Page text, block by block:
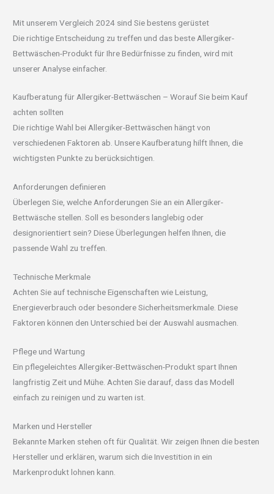
Mit unserem Vergleich 2024 sind Sie bestens gerüstet
Die richtige Entscheidung zu treffen und das beste Allergiker-
Bettwäschen-Produkt für Ihre Bedürfnisse zu finden, wird mit
unserer Analyse einfacher.
Kaufberatung für Allergiker-Bettwäschen – Worauf Sie beim Kauf
achten sollten
Die richtige Wahl bei Allergiker-Bettwäschen hängt von
verschiedenen Faktoren ab. Unsere Kaufberatung hilft Ihnen, die
wichtigsten Punkte zu berücksichtigen.
Anforderungen definieren
Überlegen Sie, welche Anforderungen Sie an ein Allergiker-
Bettwäsche stellen. Soll es besonders langlebig oder
designorientiert sein? Diese Überlegungen helfen Ihnen, die
passende Wahl zu treffen.
Technische Merkmale
Achten Sie auf technische Eigenschaften wie Leistung,
Energieverbrauch oder besondere Sicherheitsmerkmale. Diese
Faktoren können den Unterschied bei der Auswahl ausmachen.
Pflege und Wartung
Ein pflegeleichtes Allergiker-Bettwäschen-Produkt spart Ihnen
langfristig Zeit und Mühe. Achten Sie darauf, dass das Modell
einfach zu reinigen und zu warten ist.
Marken und Hersteller
Bekannte Marken stehen oft für Qualität. Wir zeigen Ihnen die besten
Hersteller und erklären, warum sich die Investition in ein
Markenprodukt lohnen kann.